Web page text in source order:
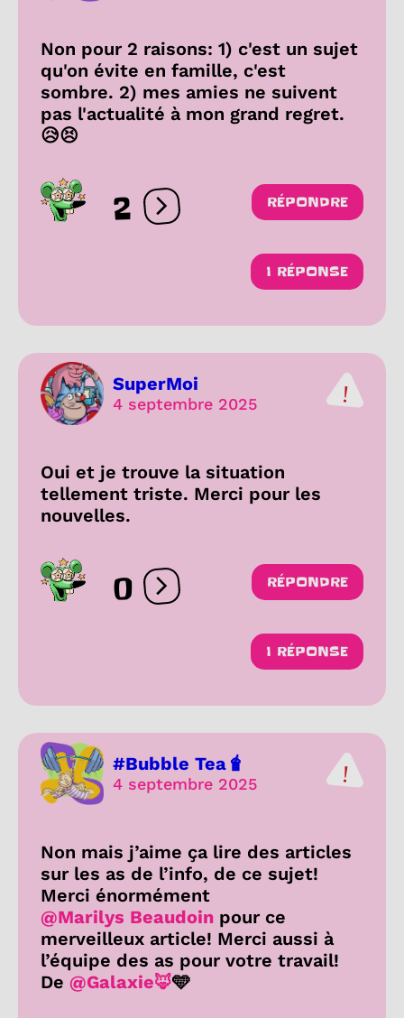
Non pour 2 raisons: 1) c'est un sujet
qu'on évite en famille, c'est
sombre. 2) mes amies ne suivent
pas l'actualité à mon grand regret.
😥😣
2 Ouvrir les réactions
RÉPONDRE
1 RÉPONSE
SuperMoi
4 septembre 2025
Oui et je trouve la situation
tellement triste. Merci pour les
nouvelles.
0 Ouvrir les réactions
RÉPONDRE
1 RÉPONSE
#Bubble Tea🧋
4 septembre 2025
Non mais j’aime ça lire des articles
sur les as de l’info, de ce sujet!
Merci énormément
@Marilys Beaudoin pour ce
merveilleux article! Merci aussi à
l’équipe des as pour votre travail!
De @Galaxie🦊🩵